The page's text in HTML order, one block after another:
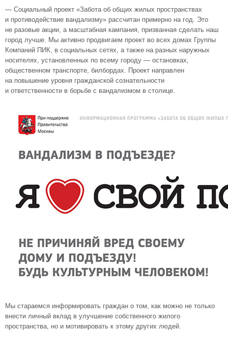
— Социальный проект «Забота об общих жилых пространствах
и противодействие вандализму» рассчитан примерно на год. Это
не разовые акции, а масштабная кампания, призванная сделать наш
город лучше. Мы активно продвигаем проект во всех домах Группы
Компаний ПИК, в социальных сетях, а также на разных наружных
носителях, установленных по всему городу — остановках,
общественном транспорте, билбордах. Проект направлен
на повышение уровня гражданской сознательности
и ответственности в борьбе с вандализмом в столице.
Мы стараемся информировать граждан о том, как можно не только
внести личный вклад в улучшение собственного жилого
пространства, но и мотивировать к этому других людей.